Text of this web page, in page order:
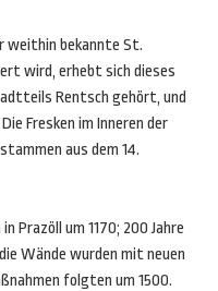
weithin bekannte St.
wird, erhebt sich dieses
Rentsch gehört, und
Fresken im Inneren der
aus dem 14.
Prazöll um 1170; 200 Jahre
Wände wurden mit neuen
folgten um 1500.